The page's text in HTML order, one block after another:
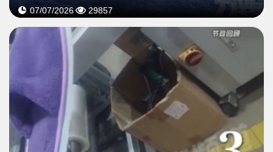
07/07/2026 29857